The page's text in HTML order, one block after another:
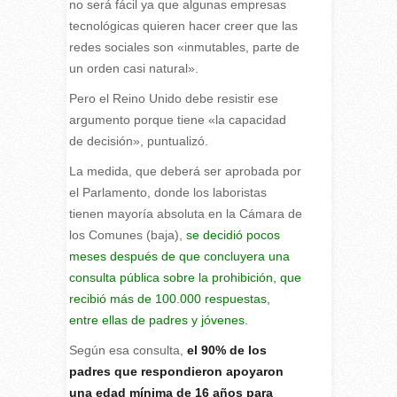
no será fácil ya que algunas empresas
tecnológicas quieren hacer creer que las
redes sociales son «inmutables, parte de
un orden casi natural».
Pero el Reino Unido debe resistir ese
argumento porque tiene «la capacidad
de decisión», puntualizó.
La medida, que deberá ser aprobada por
el Parlamento, donde los laboristas
tienen mayoría absoluta en la Cámara de
los Comunes (baja), se decidió pocos
meses después de que concluyera una
consulta pública sobre la prohibición, que
recibió más de 100.000 respuestas,
entre ellas de padres y jóvenes.
Según esa consulta, el 90% de los
padres que respondieron apoyaron
una edad mínima de 16 años para